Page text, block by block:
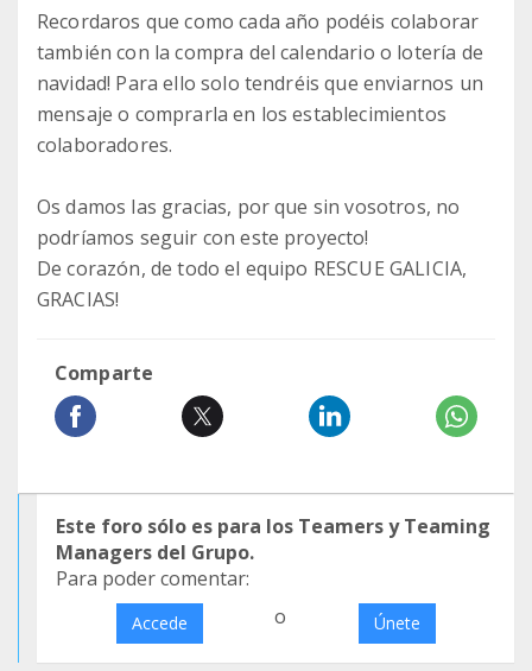
Recordaros que como cada año podéis colaborar
también con la compra del calendario o lotería de
navidad! Para ello solo tendréis que enviarnos un
mensaje o comprarla en los establecimientos
colaboradores.
Os damos las gracias, por que sin vosotros, no
podríamos seguir con este proyecto!
De corazón, de todo el equipo RESCUE GALICIA,
GRACIAS!
Comparte
Este foro sólo es para los Teamers y Teaming
Managers del Grupo.
Para poder comentar:
Accede o Únete